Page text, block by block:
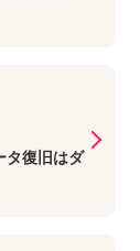
タ復旧はダ